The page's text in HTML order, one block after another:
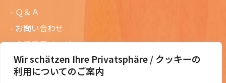
Wir schätzen Ihre Privatsphäre / クッキーの
利用についてのご案内
Ｑ＆Ａ
お問い合わせ
会員専用ページ
ニュースレターバックナンバー
過去の講演資料